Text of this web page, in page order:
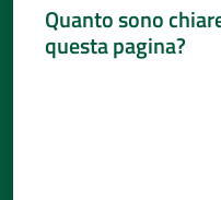
Quanto sono
questa pagina?